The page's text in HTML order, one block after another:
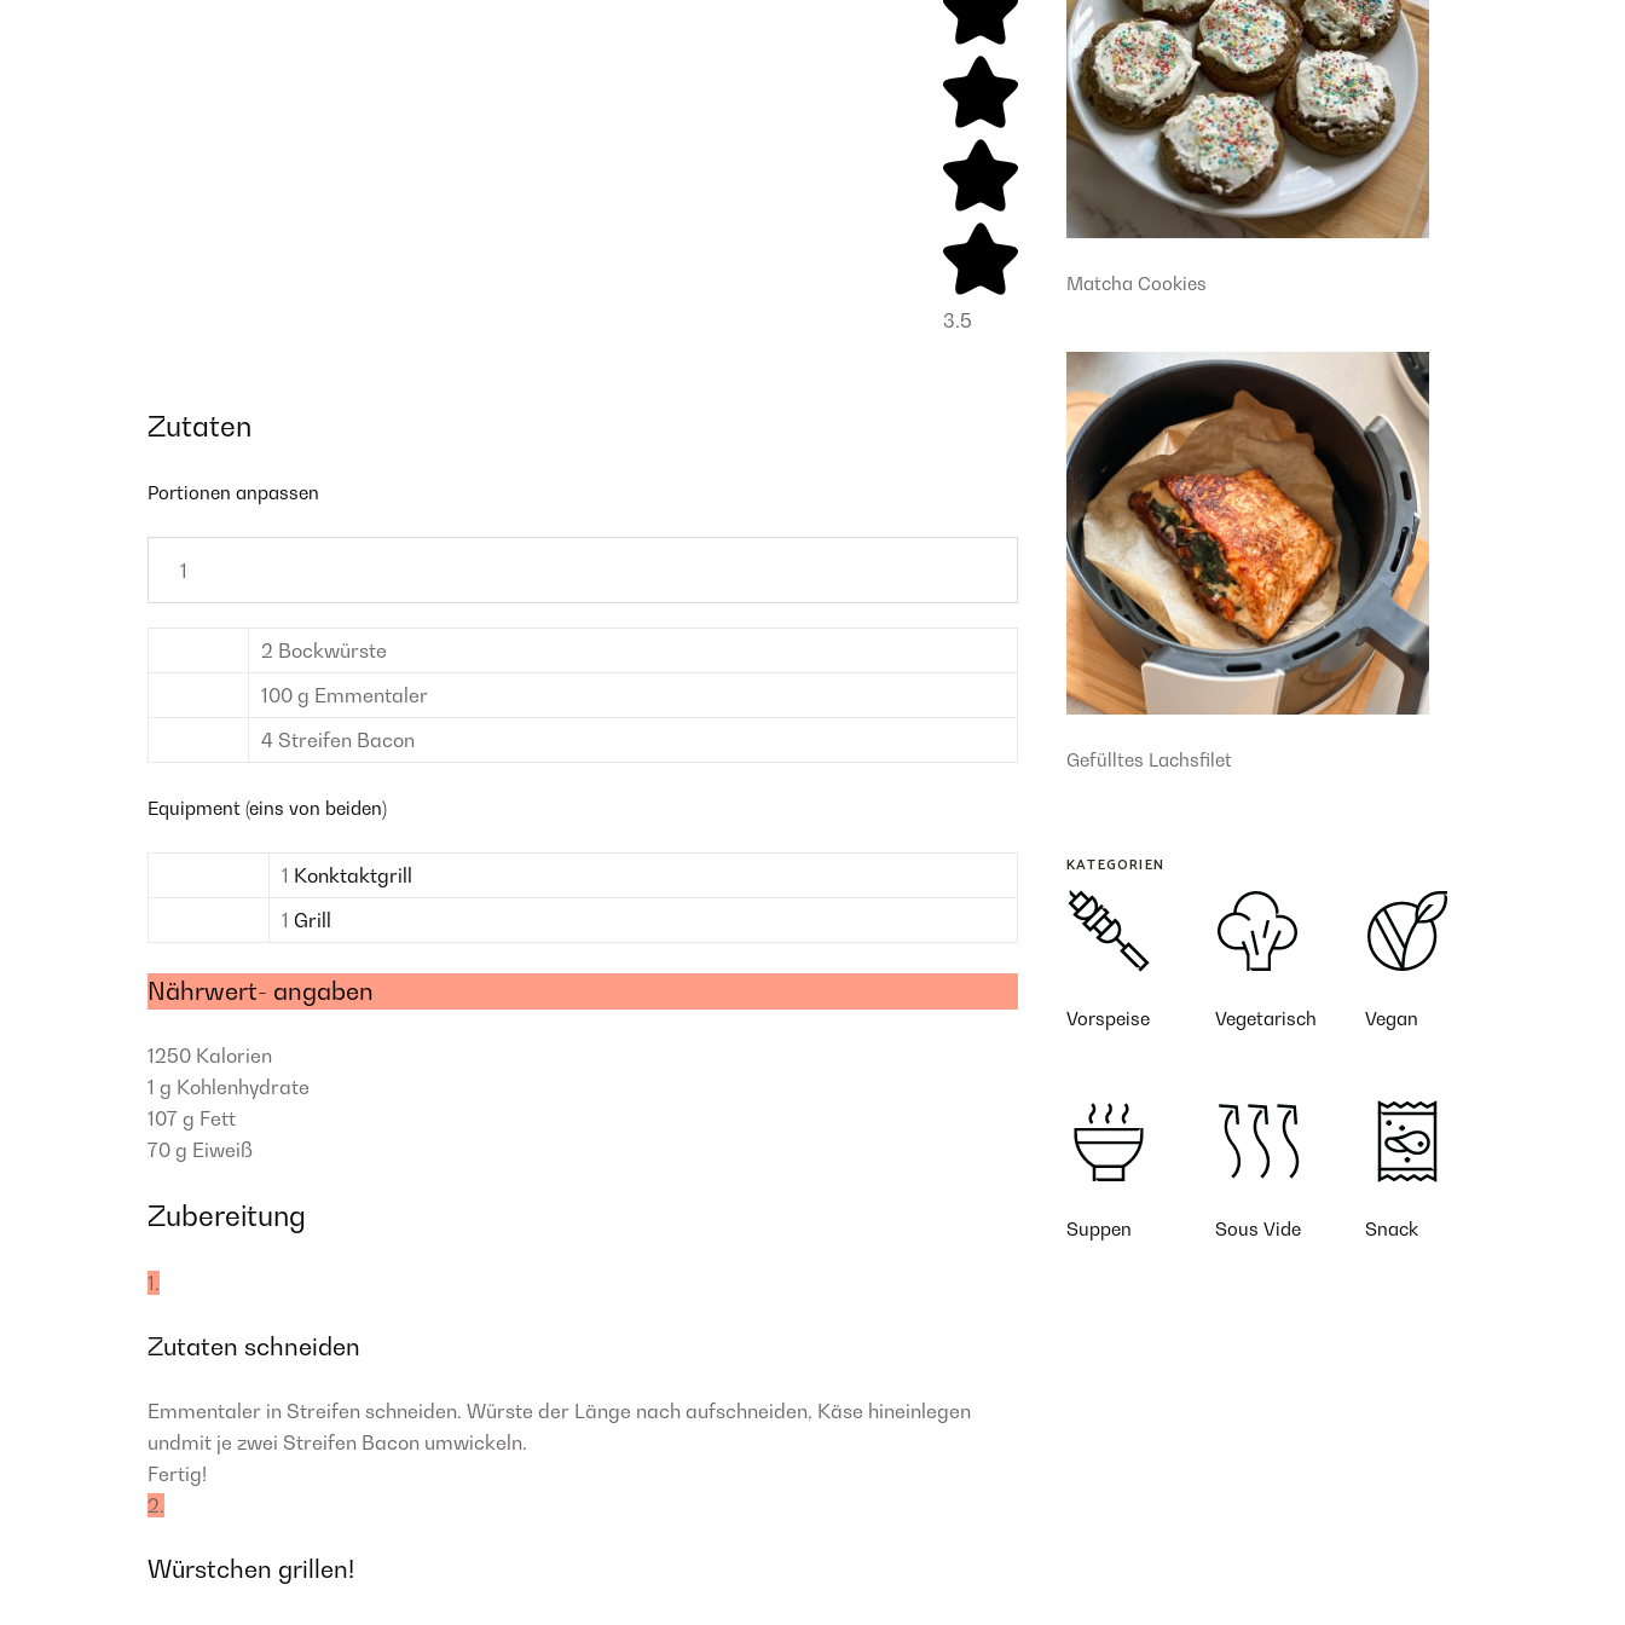
3.5
Zutaten
Portionen anpassen
2 Bockwürste
100 g Emmentaler
4 Streifen Bacon
Equipment (eins von beiden)
1 Konktaktgrill
1 Grill
Nährwert- angaben
1250 Kalorien
1 g Kohlenhydrate
107 g Fett
70 g Eiweiß
Zubereitung
1.
Zutaten schneiden
Emmentaler in Streifen schneiden. Würste der Länge nach aufschneiden, Käse hineinlegen
undmit je zwei Streifen Bacon umwickeln.
Fertig!
2.
Würstchen grillen!
Matcha Cookies
Gefülltes Lachsfilet
KATEGORIEN
Vorspeise Vegetarisch Vegan
Suppen Sous Vide Snack